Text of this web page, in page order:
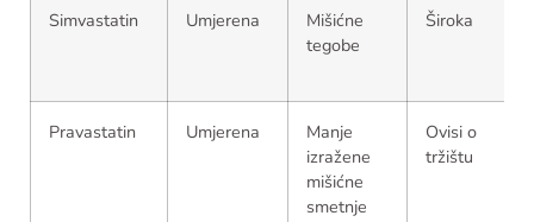
Simvastatin Umjerena
Mišićne
tegobe
Široka
Pravastatin Umjerena
Manje
izražene
mišićne
smetnje
Ovisi o
tržištu